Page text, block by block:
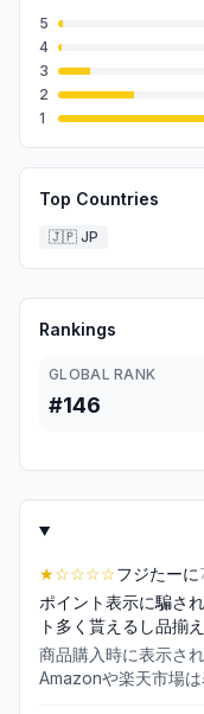
5
4
3
2
1
Top Countries
🇯🇵 JP
Rankings
GLOBAL RANK
#146
★☆☆☆☆フジたーに
ポイント表示に騙さ
ト多く貰えるし品揃
商品購入時に表示さ
Amazonや楽天市場